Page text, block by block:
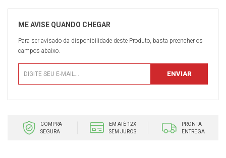
Para ser avisado da disponibilidade deste Produto, basta preencher os
campos abaixo.
COMPRA
SEGURA
EM ATÉ 12X
SEM JUROS
PRONTA
ENTREGA